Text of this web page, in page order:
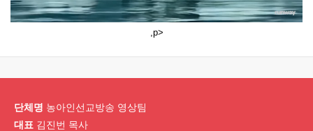
,p>
단체명 농아인선교방송 영상팀
대표 김진번 목사